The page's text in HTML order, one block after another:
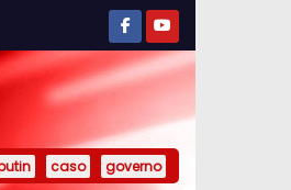
caso governo